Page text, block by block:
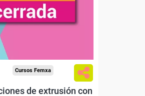
Cursos Femxa
de extrusión con